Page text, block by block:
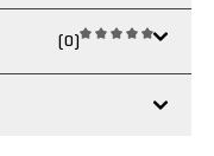
(0)